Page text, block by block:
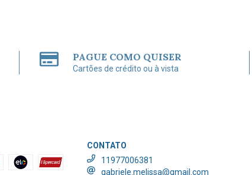
PAGUE COMO QUISER
Cartões de crédito ou à vista
CONTATO
11977006381
gabriele.melissa@gmail.com